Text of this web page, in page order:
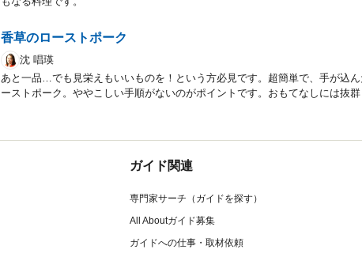
香草のローストポーク
沈 唱瑛
あと一品…でも見栄えもいいものを！という方必見です。超簡単で、手が込ん
ーストポーク。ややこしい手順がないのがポイントです。おもてなしには抜群
ガイド関連
専門家サーチ（ガイドを探す）
All Aboutガイド募集
ガイドへの仕事・取材依頼